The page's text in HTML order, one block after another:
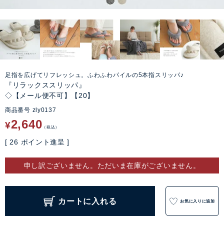
足指を広げてリフレッシュ。ふわふわパイルの5本指スリッパ♪
『リラックススリッパ』
◇【メール便不可】【20】
商品番号 zly0137
¥2,640 税込
[ 26 ポイント進呈 ]
申し訳ございません。ただいま在庫がございません。
カートに入れる お気に入りに追加